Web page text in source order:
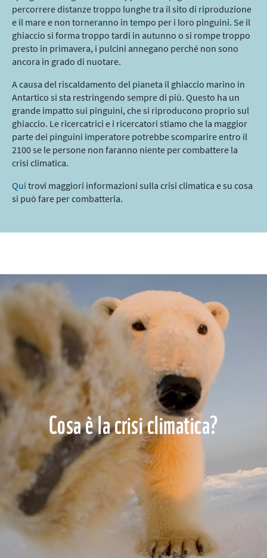
percorrere distanze troppo lunghe tra il sito di riproduzione
e il mare e non torneranno in tempo per i loro pinguini. Se il
ghiaccio si forma troppo tardi in autunno o si rompe troppo
presto in primavera, i pulcini annegano perché non sono
ancora in grado di nuotare.
A causa del riscaldamento del pianeta il ghiaccio marino in
Antartico si sta restringendo sempre di più. Questo ha un
grande impatto sui pinguini, che si riproducono proprio sul
ghiaccio. Le ricercatrici e i ricercatori stiamo che la maggior
parte dei pinguini imperatore potrebbe scomparire entro il
2100 se le persone non faranno niente per combattere la
crisi climatica.
Qui trovi maggiori informazioni sulla crisi climatica e su cosa
si può fare per combatterla.
Cosa è la crisi climatica?